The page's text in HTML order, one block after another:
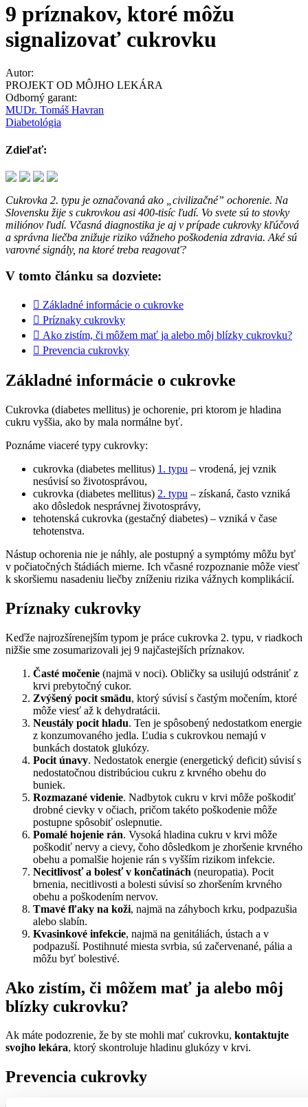
9 príznakov, ktoré môžu
signalizovať cukrovku
Autor:
PROJEKT OD MÔJHO LEKÁRA
Odborný garant:
MUDr. Tomáš Havran
Diabetológia
Zdieľať:
Cukrovka 2. typu je označovaná ako „civilizačné” ochorenie. Na
Slovensku žije s cukrovkou asi 400-tisíc ľudí. Vo svete sú to stovky
miliónov ľudí. Včasná diagnostika je aj v prípade cukrovky kľúčová
a správna liečba znižuje riziko vážneho poškodenia zdravia. Aké sú
varovné signály, na ktoré treba reagovať?
V tomto článku sa dozviete:
Základné informácie o cukrovke
Príznaky cukrovky
Ako zistím, či môžem mať ja alebo môj blízky cukrovku?
Prevencia cukrovky
Základné informácie o cukrovke
Cukrovka (diabetes mellitus) je ochorenie, pri ktorom je hladina
cukru vyššia, ako by mala normálne byť.
Poznáme viaceré typy cukrovky:
cukrovka (diabetes mellitus) 1. typu – vrodená, jej vznik
nesúvisí so životosprávou,
cukrovka (diabetes mellitus) 2. typu – získaná, často vzniká
ako dôsledok nesprávnej životosprávy,
tehotenská cukrovka (gestačný diabetes) – vzniká v čase
tehotenstva.
Nástup ochorenia nie je náhly, ale postupný a symptómy môžu byť
v počiatočných štádiách mierne. Ich včasné rozpoznanie môže viesť
k skoršiemu nasadeniu liečby zníženiu rizika vážnych komplikácií.
Príznaky cukrovky
Keďže najrozšírenejším typom je práce cukrovka 2. typu, v riadkoch
nižšie sme zosumarizovali jej 9 najčastejších príznakov.
Časté močenie (najmä v noci). Obličky sa usilujú odstrániť z
krvi prebytočný cukor.
Zvýšený pocit smädu, ktorý súvisí s častým močením, ktoré
môže viesť až k dehydratácii.
Neustály pocit hladu. Ten je spôsobený nedostatkom energie
z konzumovaného jedla. Ľudia s cukrovkou nemajú v
bunkách dostatok glukózy.
Pocit únavy. Nedostatok energie (energetický deficit) súvisí s
nedostatočnou distribúciou cukru z krvného obehu do
buniek.
Rozmazané videnie. Nadbytok cukru v krvi môže poškodiť
drobné cievky v očiach, pričom takéto poškodenie môže
postupne spôsobiť oslepnutie.
Pomalé hojenie rán. Vysoká hladina cukru v krvi môže
poškodiť nervy a cievy, čoho dôsledkom je zhoršenie krvného
obehu a pomalšie hojenie rán s vyšším rizikom infekcie.
Necitlivosť a bolesť v končatinách (neuropatia). Pocit
brnenia, necitlivosti a bolesti súvisí so zhoršením krvného
obehu a poškodením nervov.
Tmavé fľaky na koži, najmä na záhyboch krku, podpazušia
alebo slabín.
Kvasinkové infekcie, najmä na genitáliách, ústach a v
podpazuší. Postihnuté miesta svrbia, sú začervenané, pália a
môžu byť bolestivé.
Ako zistím, či môžem mať ja alebo môj
blízky cukrovku?
Ak máte podozrenie, že by ste mohli mať cukrovku, kontaktujte
svojho lekára, ktorý skontroluje hladinu glukózy v krvi.
Prevencia cukrovky